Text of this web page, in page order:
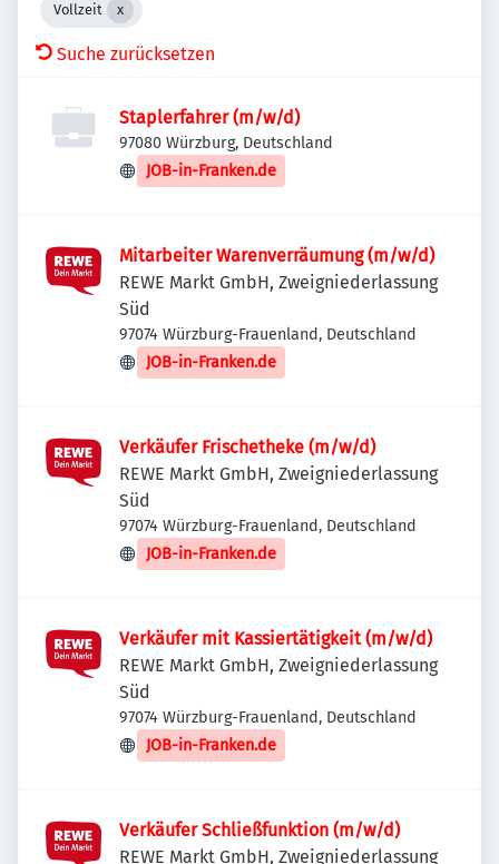
Vollzeit
Suche zurücksetzen
Staplerfahrer (m/w/d)
97080 Würzburg, Deutschland
JOB-in-Franken.de
Mitarbeiter Warenverräumung (m/w/d)
REWE Markt GmbH, Zweigniederlassung
Süd
97074 Würzburg-Frauenland, Deutschland
JOB-in-Franken.de
Verkäufer Frischetheke (m/w/d)
REWE Markt GmbH, Zweigniederlassung
Süd
97074 Würzburg-Frauenland, Deutschland
JOB-in-Franken.de
Verkäufer mit Kassiertätigkeit (m/w/d)
REWE Markt GmbH, Zweigniederlassung
Süd
97074 Würzburg-Frauenland, Deutschland
JOB-in-Franken.de
Verkäufer Schließfunktion (m/w/d)
REWE Markt GmbH, Zweigniederlassung